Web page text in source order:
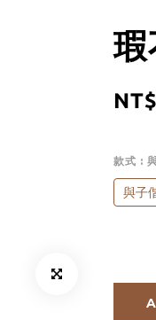
瑕
款式 :
與子